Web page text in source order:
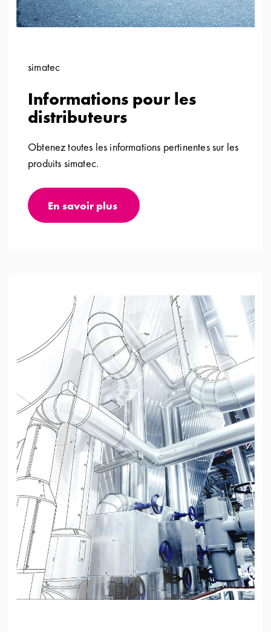
simatec
Informations pour les
distributeurs
Obtenez toutes les informations pertinentes sur les
produits simatec.
En savoir plus